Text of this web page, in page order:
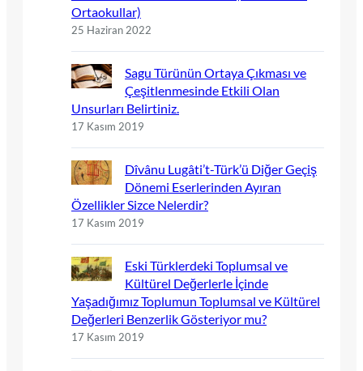
Ortaokullar)
25 Haziran 2022
Sagu Türünün Ortaya Çıkması ve
Çeşitlenmesinde Etkili Olan
Unsurları Belirtiniz.
17 Kasım 2019
Dîvânu Lugâti’t-Türk’ü Diğer Geçiş
Dönemi Eserlerinden Ayıran
Özellikler Sizce Nelerdir?
17 Kasım 2019
Eski Türklerdeki Toplumsal ve
Kültürel Değerlerle İçinde
Yaşadığımız Toplumun Toplumsal ve Kültürel
Değerleri Benzerlik Gösteriyor mu?
17 Kasım 2019